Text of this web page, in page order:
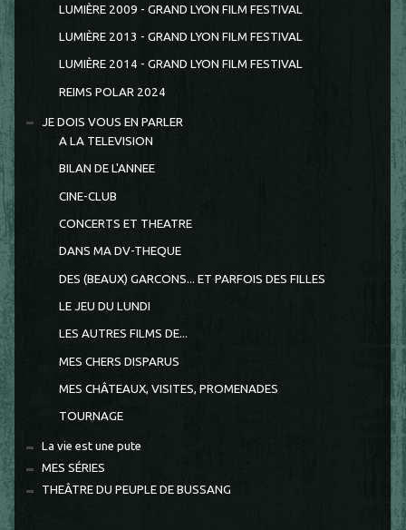
LUMIÈRE 2009 - GRAND LYON FILM FESTIVAL
LUMIÈRE 2013 - GRAND LYON FILM FESTIVAL
LUMIÈRE 2014 - GRAND LYON FILM FESTIVAL
REIMS POLAR 2024
JE DOIS VOUS EN PARLER
A LA TELEVISION
BILAN DE L'ANNEE
CINE-CLUB
CONCERTS ET THEATRE
DANS MA DV-THEQUE
DES (BEAUX) GARCONS... ET PARFOIS DES FILLES
LE JEU DU LUNDI
LES AUTRES FILMS DE...
MES CHERS DISPARUS
MES CHÂTEAUX, VISITES, PROMENADES
TOURNAGE
La vie est une pute
MES SÉRIES
THEÂTRE DU PEUPLE DE BUSSANG